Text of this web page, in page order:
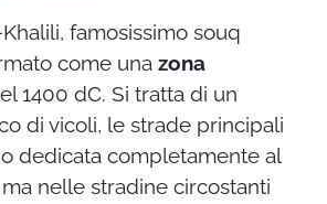
famosissimo souq
come una zona
1400 dC. Si tratta di un
di vicoli, le strade principali
dedicata completamente al
nelle stradine circostanti